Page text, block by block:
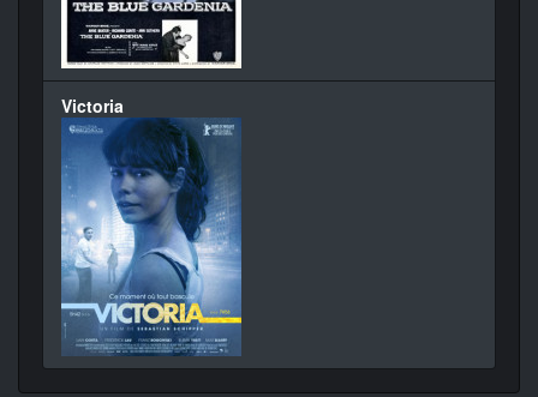
Victoria